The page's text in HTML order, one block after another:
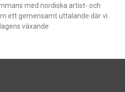
med nordiska artist- och
ett gemensamt uttalande där vi
växande